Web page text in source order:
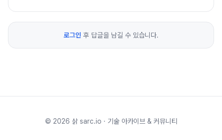
로그인 후 답글을 남길 수 있습니다.
© 2026 삵 sarc.io · 기술 아카이브 & 커뮤니티